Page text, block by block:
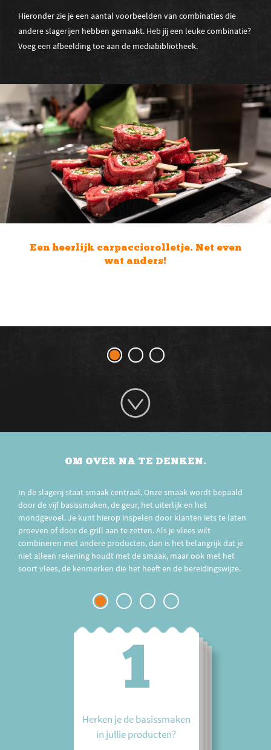
Hieronder zie je een aantal voorbeelden van combinaties die
andere slagerijen hebben gemaakt. Heb jij een leuke combinatie?
Voeg een afbeelding toe aan de mediabibliotheek.
Net even
Een paté
noten. Welke
OM OVER NA TE DENKEN.
In de slagerij staat smaak centraal. Onze smaak wordt bepaald
door de vijf basissmaken, de geur, het uiterlijk en het
mondgevoel. Je kunt hierop inspelen door klanten iets te laten
proeven of door de grill aan te zetten. Als je vlees wilt
combineren met andere producten, dan is het belangrijk dat je
niet alleen rekening houdt met de smaak, maar ook met het
soort vlees, de kenmerken die het heeft en de bereidingswijze.
1
Herken je de basissmaken
in jullie producten?
2
Wat doen jullie om in te
spelen op de zintuigen van
3
Welke smaakcombinaties
maken jullie?
4
Welke combinaties van